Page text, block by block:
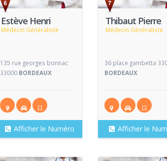
Estève Henri
Médecin Généraliste
135 rue georges bonnac
33000 BORDEAUX
Afficher le Numéro
Thibaut Pierre
Médecin Généraliste
36 place gambetta
BORDEAUX
Afficher le